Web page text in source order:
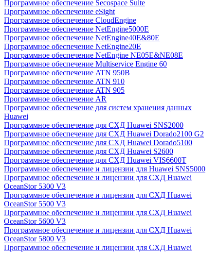
Программное обеспечение Secospace Suite
Программное обеспечение eSight
Программное обеспечение CloudEngine
Программное обеспечение NetEngine5000E
Программное обеспечение NetEngine40E&80E
Программное обеспечение NetEngine20E
Программное обеспечение NetEngine NE05E&NE08E
Программное обеспечение Multiservice Engine 60
Программное обеспечение ATN 950B
Программное обеспечение ATN 910
Программное обеспечение ATN 905
Программное обеспечение AR
Программное обеспечение для систем хранения данных
Huawei
Программное обеспечение для СХД Huawei SNS2000
Программное обеспечение для СХД Huawei Dorado2100 G2
Программное обеспечение для СХД Huawei Dorado5100
Программное обеспечение для СХД Huawei S2600
Программное обеспечение для СХД Huawei VIS6600T
Программное обеспечение и лицензии для Huawei SNS5000
Программное обеспечение и лицензии для СХД Huawei
OceanStor 5300 V3
Программное обеспечение и лицензии для СХД Huawei
OceanStor 5500 V3
Программное обеспечение и лицензии для СХД Huawei
OceanStor 5600 V3
Программное обеспечение и лицензии для СХД Huawei
OceanStor 5800 V3
Программное обеспечение и лицензии для СХД Huawei